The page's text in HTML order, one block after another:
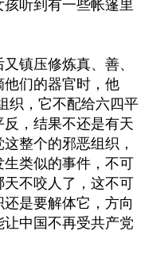
听到有一些帐篷里
镇压修炼真、善、
们的器官时，他
织，它不配给六四平
，结果不还是有天
整个的邪恶组织，
类似的事件，不可
不咬人了，这不可
是要解体它，方向
中国不再受共产党